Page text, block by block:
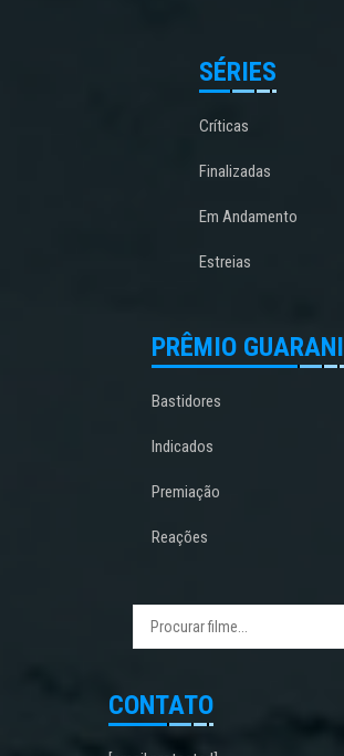
SÉRIES
Críticas
Finalizadas
Em Andamento
Estreias
PRÊMIO GUARANI
Bastidores
Indicados
Premiação
Reações
CONTATO